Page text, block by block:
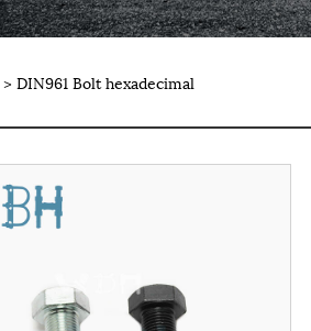
> DIN961 Bolt hexadecimal